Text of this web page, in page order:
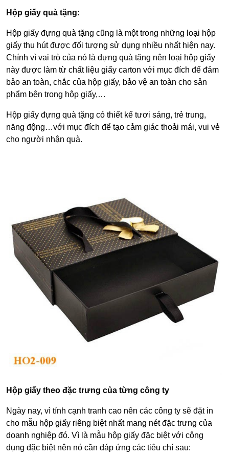
Hộp giấy quà tặng:
Hộp giấy đựng quà tặng cũng là một trong những loại hộp
giấy thu hút được đối tượng sử dụng nhiều nhất hiện nay.
Chính vì vai trò của nó là đựng quà tặng nên loại hộp giấy
này được làm từ chất liệu giấy carton với mục đích để đảm
bảo an toàn, chắc của hộp giấy, bảo vệ an toàn cho sản
phẩm bên trong hộp giấy,…
Hộp giấy đựng quà tặng có thiết kế tươi sáng, trẻ trung,
năng động…với mục đích để tạo cảm giác thoải mái, vui vẻ
cho người nhận quà.
Hộp giấy theo đặc trưng của từng công ty
Ngày nay, vì tính cạnh tranh cao nên các công ty sẽ đặt in
cho mẫu hộp giấy riêng biệt nhất mang nét đặc trưng của
doanh nghiệp đó. Vì là mẫu hộp giấy đặc biệt với công
dụng đặc biệt nên nó cần đáp ứng các tiêu chí sau: